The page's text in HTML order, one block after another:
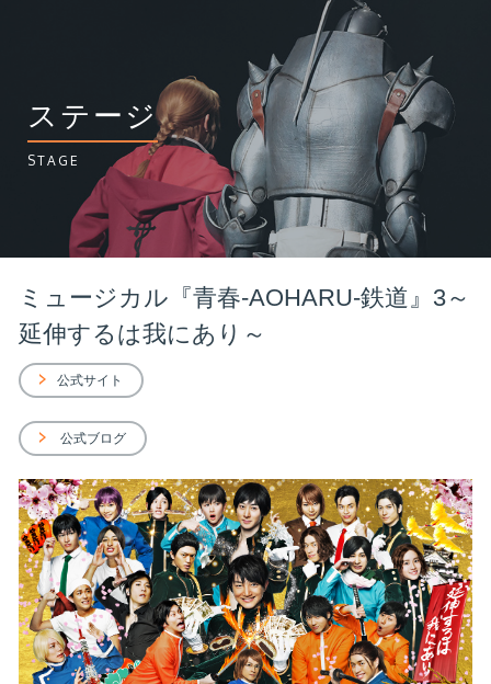
ステージ
STAGE
ミュージカル『青春-AOHARU-鉄道』3～
延伸するは我にあり～
公式サイト
公式ブログ